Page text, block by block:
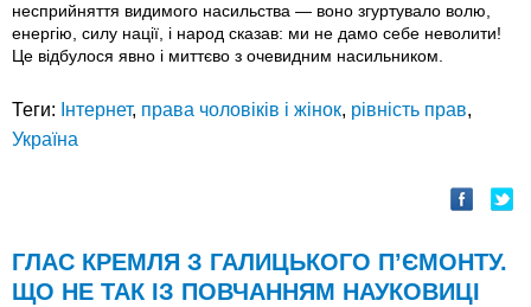
несприйняття видимого насильства — воно згуртувало волю,
енергію, силу нації, і народ сказав: ми не дамо себе неволити!
Це відбулося явно і миттєво з очевидним насильником.
Теги: Інтернет, права чоловіків і жінок, рівність прав,
Україна
ГЛАС КРЕМЛЯ З ГАЛИЦЬКОГО П’ЄМОНТУ.
ЩО НЕ ТАК ІЗ ПОВЧАННЯМ НАУКОВИЦІ